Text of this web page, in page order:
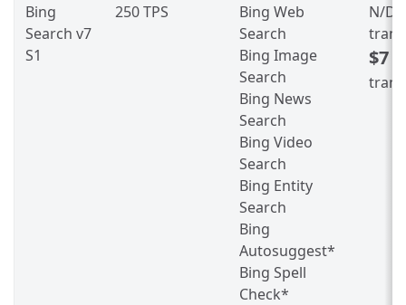
Bing
Search v7
S1
250 TPS
Bing Web
Search
Bing Image
Search
Bing News
Search
Bing Video
Search
Bing Entity
Search
Bing
Autosuggest*
Bing Spell
Check*
N/D
$7